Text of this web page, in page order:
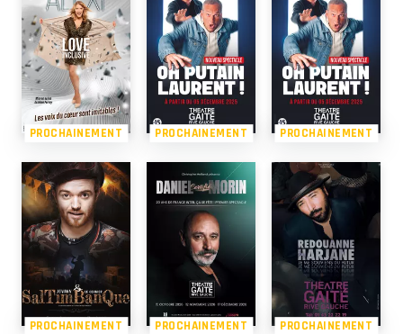
PROCHAINEMENT PROCHAINEMENT PROCHAINEMENT
PROCHAINEMENT PROCHAINEMENT PROCHAINEMENT